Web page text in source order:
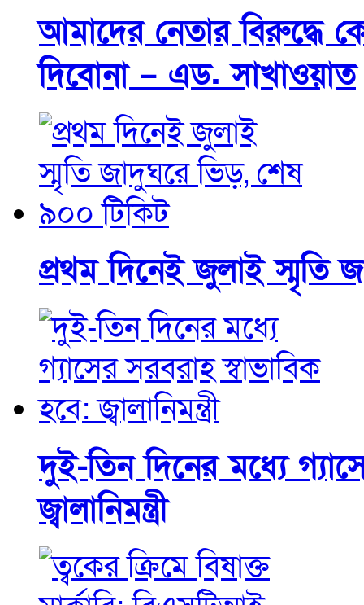
আমাদের নেতার বিরুদ্ধে
দিবোনা – এড. সাখাওয়াত
প্রথম দিনেই জুলাই স্মৃতি
দুই-তিন দিনের মধ্যে
জ্বালানিমন্ত্রী